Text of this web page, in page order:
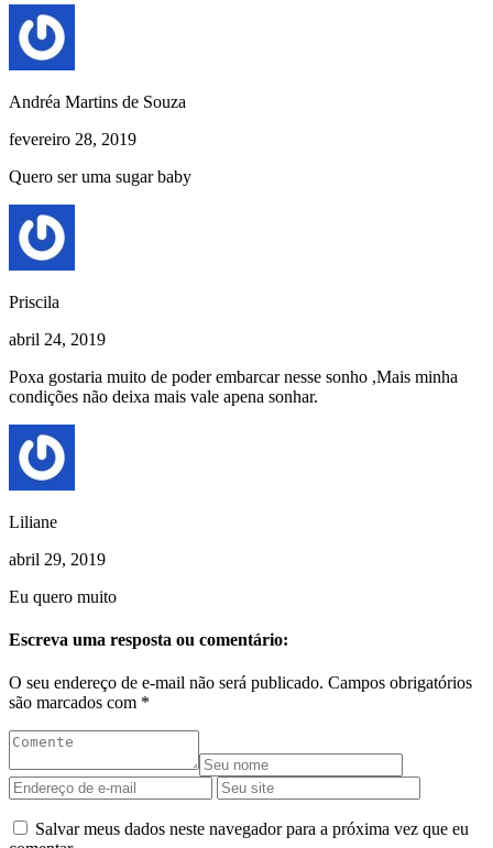
Andréa Martins de Souza
fevereiro 28, 2019
Quero ser uma sugar baby
Priscila
abril 24, 2019
Poxa gostaria muito de poder embarcar nesse sonho ,Mais minha
condições não deixa mais vale apena sonhar.
Liliane
abril 29, 2019
Eu quero muito
Escreva uma resposta ou comentário:
O seu endereço de e-mail não será publicado. Campos obrigatórios
são marcados com *
Salvar meus dados neste navegador para a próxima vez que eu